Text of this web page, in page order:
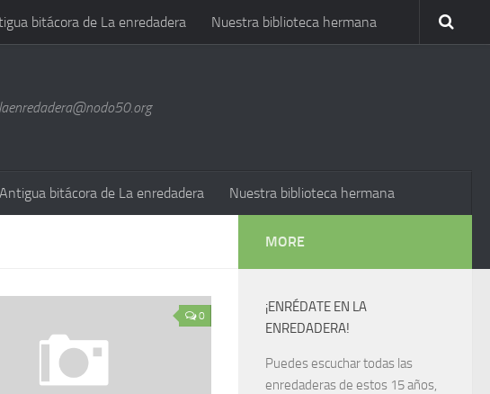
bitácora de La enredadera Nuestra biblioteca hermana
Antigua bitácora de La enredadera Nuestra biblioteca hermana
0
MORE
¡ENRÉDATE EN LA
ENREDADERA!
Puedes escuchar todas las
enredaderas de estos 15 años,